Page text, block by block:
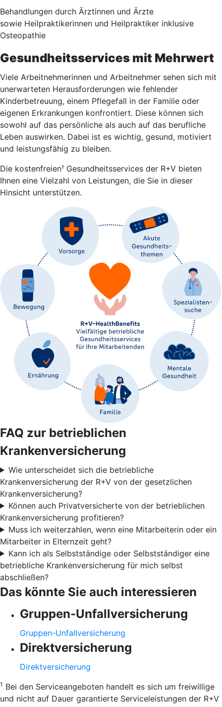
Behandlungen durch Ärztinnen und Ärzte
sowie Heilpraktikerinnen und Heilpraktiker inklusive
Osteopathie
Gesundheitsservices mit Mehrwert
Viele Arbeitnehmerinnen und Arbeitnehmer sehen sich mit
unerwarteten Herausforderungen wie fehlender
Kinderbetreuung, einem Pflegefall in der Familie oder
eigenen Erkrankungen konfrontiert. Diese können sich
sowohl auf das persönliche als auch auf das berufliche
Leben auswirken. Dabei ist es wichtig, gesund, motiviert
und leistungsfähig zu bleiben.
Die kostenfreien¹ Gesundheitsservices der R+V bieten
Ihnen eine Vielzahl von Leistungen, die Sie in dieser
Hinsicht unterstützen.
FAQ zur betrieblichen
Krankenversicherung
Wie unterscheidet sich die betriebliche
Krankenversicherung der R+V von der gesetzlichen
Krankenversicherung?
Können auch Privatversicherte von der betrieblichen
Krankenversicherung profitieren?
Muss ich weiterzahlen, wenn eine Mitarbeiterin oder ein
Mitarbeiter in Elternzeit geht?
Kann ich als Selbstständige oder Selbstständiger eine
betriebliche Krankenversicherung für mich selbst
abschließen?
Das könnte Sie auch interessieren
Gruppen-Unfallversicherung
Gruppen-Unfallversicherung
Direktversicherung
Direktversicherung
1 Bei den Serviceangeboten handelt es sich um freiwillige
und nicht auf Dauer garantierte Serviceleistungen der R+V